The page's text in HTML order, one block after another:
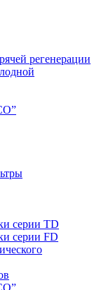
регенерации
серии TD
серии FD